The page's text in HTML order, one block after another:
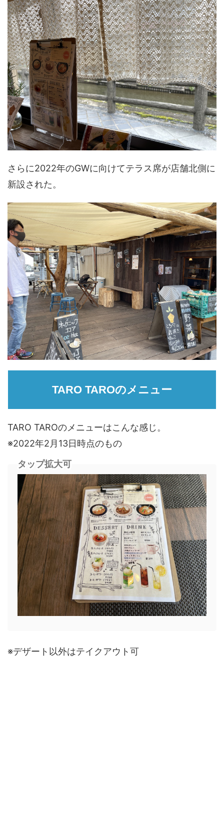
さらに2022年のGWに向けてテラス席が店舗北側に
新設された。
TARO TAROのメニュー
TARO TAROのメニューはこんな感じ。
※2022年2月13日時点のもの
タップ拡大可
※デザート以外はテイクアウト可